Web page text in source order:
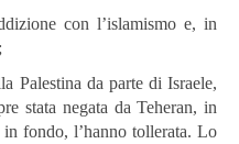
con l’islamismo e, in
Palestina da parte di Israele,
stata negata da Teheran, in
fondo, l’hanno tollerata. Lo